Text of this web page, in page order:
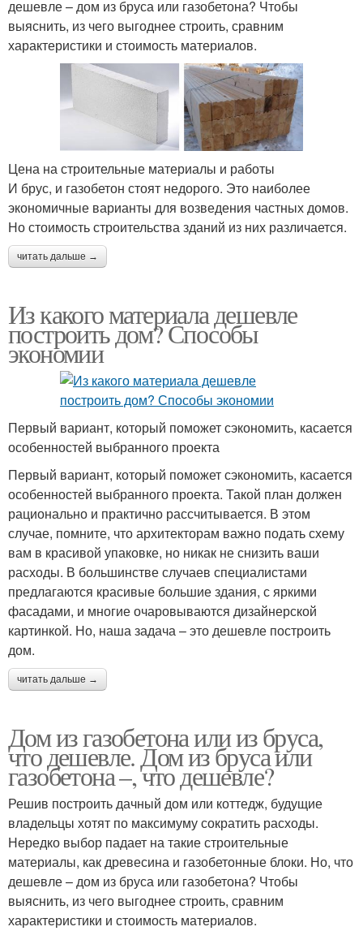
дешевле – дом из бруса или газобетона? Чтобы
выяснить, из чего выгоднее строить, сравним
характеристики и стоимость материалов.
Цена на строительные материалы и работы
И брус, и газобетон стоят недорого. Это наиболее
экономичные варианты для возведения частных домов.
Но стоимость строительства зданий из них различается.
читать дальше →
Из какого материала дешевле
построить дом? Способы
экономии
Первый вариант, который поможет сэкономить, касается
особенностей выбранного проекта
Первый вариант, который поможет сэкономить, касается
особенностей выбранного проекта. Такой план должен
рационально и практично рассчитывается. В этом
случае, помните, что архитекторам важно подать схему
вам в красивой упаковке, но никак не снизить ваши
расходы. В большинстве случаев специалистами
предлагаются красивые большие здания, с яркими
фасадами, и многие очаровываются дизайнерской
картинкой. Но, наша задача – это дешевле построить
дом.
читать дальше →
Дом из газобетона или из бруса,
что дешевле. Дом из бруса или
газобетона –, что дешевле?
Решив построить дачный дом или коттедж, будущие
владельцы хотят по максимуму сократить расходы.
Нередко выбор падает на такие строительные
материалы, как древесина и газобетонные блоки. Но, что
дешевле – дом из бруса или газобетона? Чтобы
выяснить, из чего выгоднее строить, сравним
характеристики и стоимость материалов.